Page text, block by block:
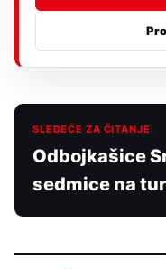
SLEDEĆE ZA ČITANJE
Odbojkašice
sedmice na